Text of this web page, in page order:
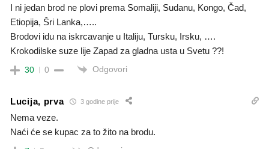
I ni jedan brod ne plovi prema Somaliji, Sudanu, Kongo, Čad,
Etiopija, Šri Lanka,…..
Brodovi idu na iskrcavanje u Italiju, Tursku, Irsku, ….
Krokodilske suze lije Zapad za gladna usta u Svetu ??!
30 0 Odgovori
Lucija, prva 3 godine prije
Nema veze.
Naći će se kupac za to žito na brodu.